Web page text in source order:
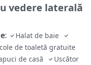
vedere laterală
:
Halat de baie
de toaletă gratuite
de casă
Uscător